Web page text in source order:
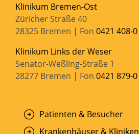
Klinikum Bremen-Ost
Züricher Straße 40
28325 Bremen | Fon 0421 408-0
Klinikum Links der Weser
Senator-Weßling-Straße 1
28277 Bremen | Fon 0421 879-0
Patienten & Besucher
Krankenhäuser & Kliniken